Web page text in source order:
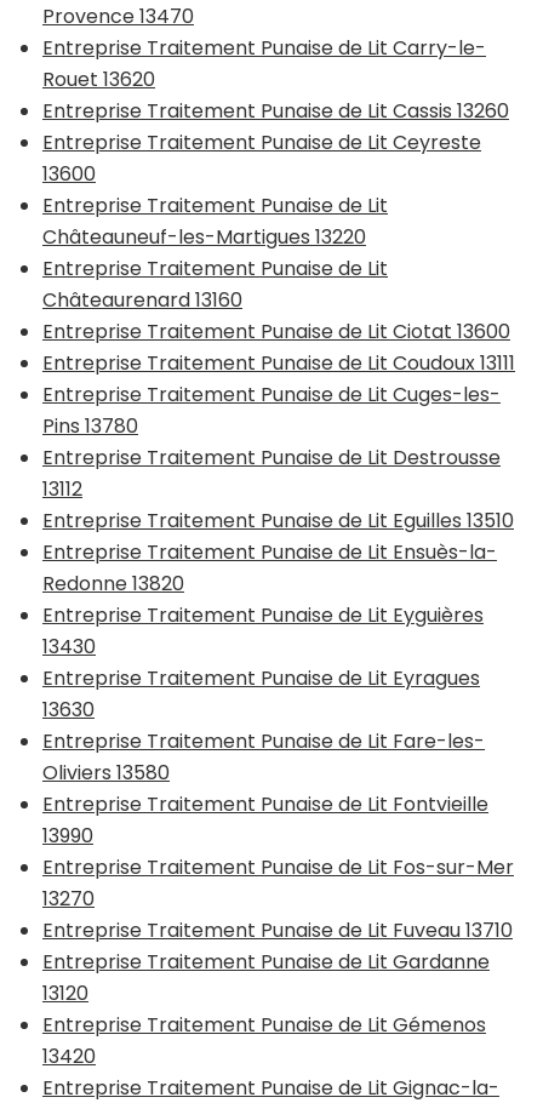
Provence 13470
Entreprise Traitement Punaise de Lit Carry-le-
Rouet 13620
Entreprise Traitement Punaise de Lit Cassis 13260
Entreprise Traitement Punaise de Lit Ceyreste
13600
Entreprise Traitement Punaise de Lit
Châteauneuf-les-Martigues 13220
Entreprise Traitement Punaise de Lit
Châteaurenard 13160
Entreprise Traitement Punaise de Lit Ciotat 13600
Entreprise Traitement Punaise de Lit Coudoux 13111
Entreprise Traitement Punaise de Lit Cuges-les-
Pins 13780
Entreprise Traitement Punaise de Lit Destrousse
13112
Entreprise Traitement Punaise de Lit Eguilles 13510
Entreprise Traitement Punaise de Lit Ensuès-la-
Redonne 13820
Entreprise Traitement Punaise de Lit Eyguières
13430
Entreprise Traitement Punaise de Lit Eyragues
13630
Entreprise Traitement Punaise de Lit Fare-les-
Oliviers 13580
Entreprise Traitement Punaise de Lit Fontvieille
13990
Entreprise Traitement Punaise de Lit Fos-sur-Mer
13270
Entreprise Traitement Punaise de Lit Fuveau 13710
Entreprise Traitement Punaise de Lit Gardanne
13120
Entreprise Traitement Punaise de Lit Gémenos
13420
Entreprise Traitement Punaise de Lit Gignac-la-